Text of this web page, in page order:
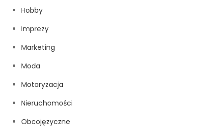
Hobby
Imprezy
Marketing
Moda
Motoryzacja
Nieruchomości
Obcojęzyczne